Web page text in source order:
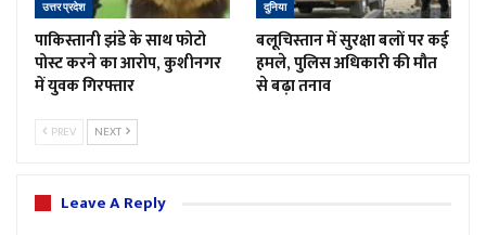
उत्तर प्रदेश
पाकिस्तानी झंडे के साथ फोटो
पोस्ट करने का आरोप, कुशीनगर
में युवक गिरफ्तार
दुनिया
बलूचिस्तान में सुरक्षा बलों पर कई
हमले, पुलिस अधिकारी की मौत
से बढ़ा तनाव
PREV NEXT
Leave A Reply